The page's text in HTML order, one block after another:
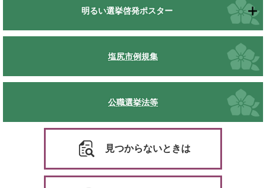
明るい選挙啓発ポスター
塩尻市例規集
公職選挙法等
見つからないときは